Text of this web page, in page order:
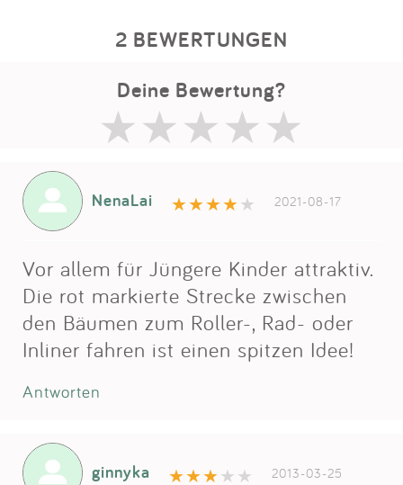
2 BEWERTUNGEN
Deine Bewertung?
NenaLai 2021-08-17
Vor allem für Jüngere Kinder attraktiv.
Die rot markierte Strecke zwischen
den Bäumen zum Roller-, Rad- oder
Inliner fahren ist einen spitzen Idee!
Antworten
ginnyka 2013-03-25